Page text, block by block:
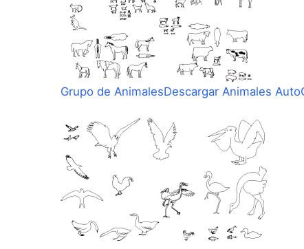
Grupo de AnimalesDescargar Animales